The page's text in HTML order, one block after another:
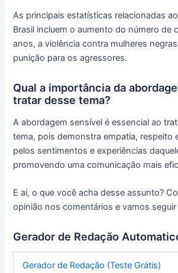
As principais estatísticas relacionadas
Brasil incluem o aumento do número de
anos, a violência contra mulheres
punição para os agressores.
Qual a importância da
tratar desse tema?
A abordagem sensível é essencial ao
tema, pois demonstra empatia, respeito
pelos sentimentos e experiências
promovendo uma comunicação mais
E aí, o que você acha desse assunto?
opinião nos comentários e vamos
Gerador de Redação
Gerador de Redação (Teste Grátis)